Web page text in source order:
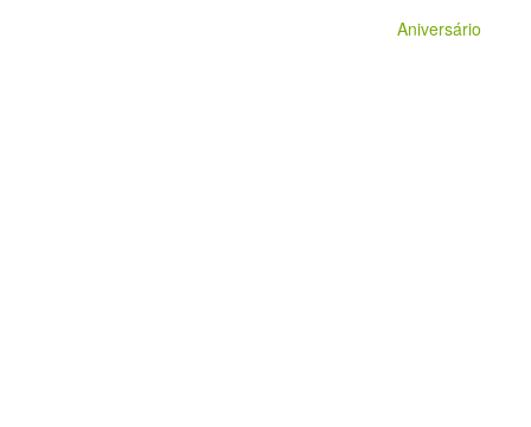
Aniversário